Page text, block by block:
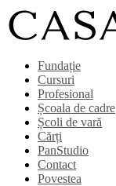
Fundație
Cursuri
Profesional
Școala de cadre
Școli de vară
Cărți
PanStudio
Contact
Povestea